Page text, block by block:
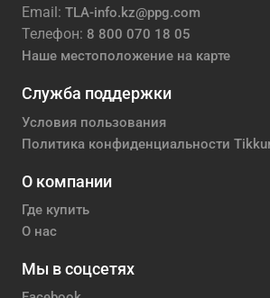
Email: TLA-info.kz@ppg.com
Телефон: 8 800 070 18 05
Наше местоположение на карте
Служба поддержки
Условия пользования
Политика конфиденциальности
О компании
Где купить
О нас
Мы в соцсетях